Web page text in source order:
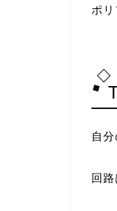
ポ
自
回